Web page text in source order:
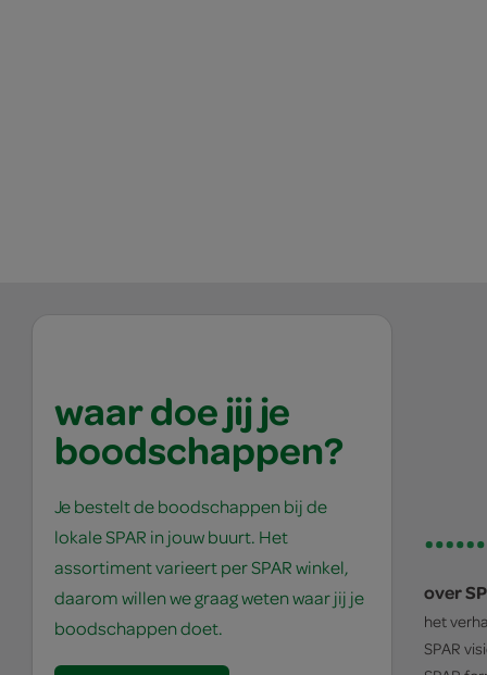
waar doe jij je
boodschappen?
Je bestelt de boodschappen bij de
lokale SPAR in jouw buurt. Het
assortiment varieert per SPAR winkel,
daarom willen we graag weten waar jij je
boodschappen doet.
over
het
SPAR